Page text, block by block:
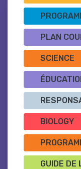
PLAN
SCIENCE
BIOLOGY
GUIDE DE